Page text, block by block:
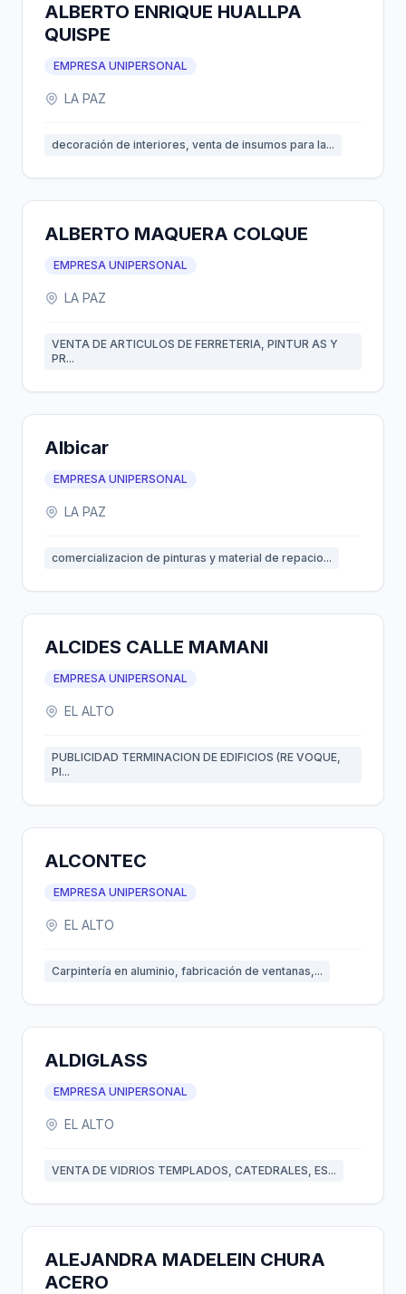
ALBERTO ENRIQUE HUALLPA
QUISPE
EMPRESA UNIPERSONAL
LA PAZ
decoración de interiores, venta de insumos para la...
ALBERTO MAQUERA COLQUE
EMPRESA UNIPERSONAL
LA PAZ
VENTA DE ARTICULOS DE FERRETERIA, PINTUR AS Y
PR...
Albicar
EMPRESA UNIPERSONAL
LA PAZ
comercializacion de pinturas y material de repacio...
ALCIDES CALLE MAMANI
EMPRESA UNIPERSONAL
EL ALTO
PUBLICIDAD TERMINACION DE EDIFICIOS (RE VOQUE,
PI...
ALCONTEC
EMPRESA UNIPERSONAL
EL ALTO
Carpintería en aluminio, fabricación de ventanas,...
ALDIGLASS
EMPRESA UNIPERSONAL
EL ALTO
VENTA DE VIDRIOS TEMPLADOS, CATEDRALES, ES...
ALEJANDRA MADELEIN CHURA
ACERO